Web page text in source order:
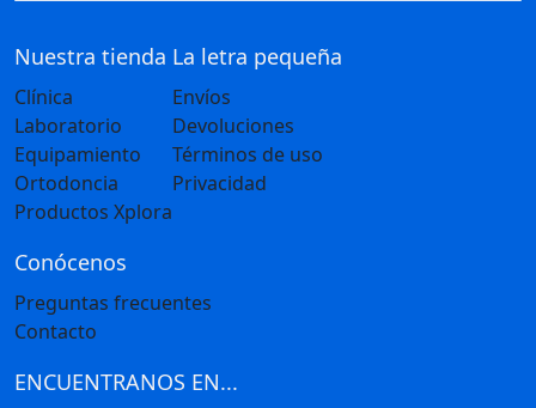
Nuestra tienda
Clínica
Laboratorio
Equipamiento
Ortodoncia
Productos Xplora
La letra pequeña
Envíos
Devoluciones
Términos de uso
Privacidad
Conócenos
Preguntas frecuentes
Contacto
ENCUENTRANOS EN...